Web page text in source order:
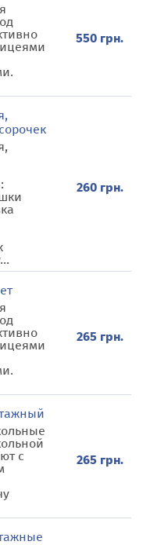
550 грн.
260 грн.
265 грн.
с
265 грн.